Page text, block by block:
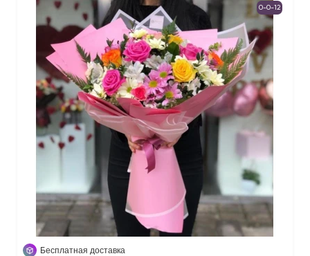
0-0-12
Бесплатная доставка